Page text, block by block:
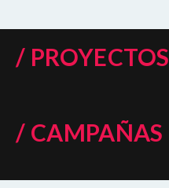
/ PROYECTOS
/ CAMPAÑAS